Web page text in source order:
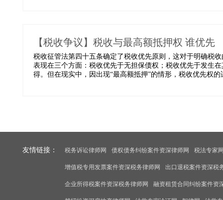
【税收争议】税收与最高额抵押权 谁优先
税收征管法第四十五条确定了税收优先原则，这对于明确税
表现在三个方面：税收优先于无担保债权；税收优先于发生
得。但在现实中，因出现“最高额抵押”的情形，税收优先权
友情链接： 税务诉讼律师网 债权债务纠纷案件资深律师网 税法专家
增值税专用发票案件资深税务律师网 出口退税案件资深税
企业所得税案件资深税务律师网 融资租赁合同纠纷案件资